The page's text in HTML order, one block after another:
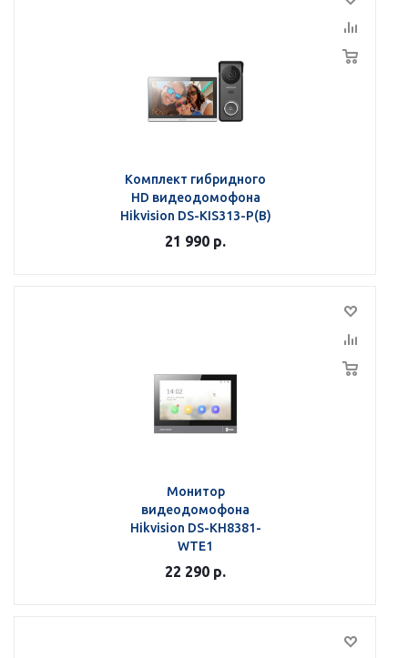
Комплект гибридного
HD видеодомофона
Hikvision DS-KIS313-P(B)
21 990 р.
Монитор
видеодомофона
Hikvision DS-KH8381-
WTE1
22 290 р.